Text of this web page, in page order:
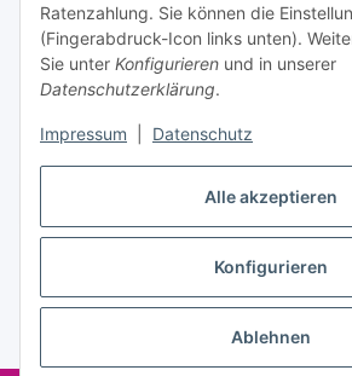
Alle akzeptieren
Konfigurieren
Ablehnen
Ratenzahlung. Sie können die
(Fingerabdruck-Icon links unten).
Sie unter Konfigurieren und in unserer
Datenschutzerklärung.
Impressum Datenschutz
Informationen
Gesetzliche Informationen
Vertrag widerrufen
* Alle Preise inkl. gesetzlicher USt., zzgl.Versand